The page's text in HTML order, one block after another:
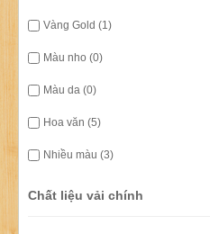
Vàng Gold (1)
Màu nho (0)
Màu da (0)
Hoa văn (5)
Nhiều màu (3)
Chất liệu vải chính